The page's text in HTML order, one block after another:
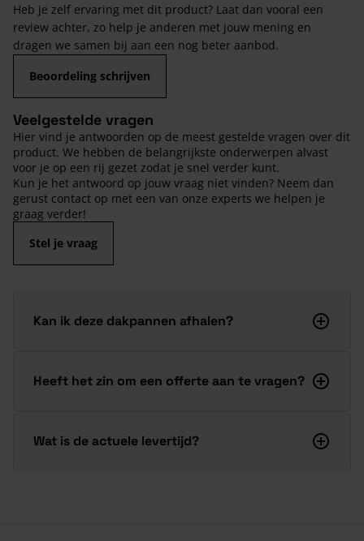
Heb je zelf ervaring met dit product? Laat dan vooral een
review achter, zo help je anderen met jouw mening en
dragen we samen bij aan een nog beter aanbod.
Beoordeling schrijven
Veelgestelde vragen
Hier vind je antwoorden op de meest gestelde vragen over dit
product. We hebben de belangrijkste onderwerpen alvast
voor je op een rij gezet zodat je snel verder kunt.
Kun je het antwoord op jouw vraag niet vinden? Neem dan
gerust contact op met een van onze experts we helpen je
graag verder!
Stel je vraag
Kan ik deze dakpannen afhalen?
Heeft het zin om een offerte aan te vragen?
Wat is de actuele levertijd?